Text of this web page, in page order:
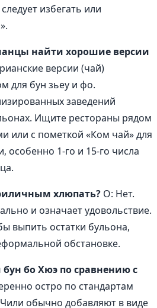
избегать или
найти хорошие версии
версии (чай)
для бун зьеу и фо.
заведений
Ищите рестораны рядом
или с пометкой «Ком чай» для
особенно 1-го и 15-го числа
хлюпать? О: Нет.
и означает удовольствие.
выпить остатки бульона,
обстановке.
бо Хюэ по сравнению с
остро по стандартам
обычно добавляют в виде